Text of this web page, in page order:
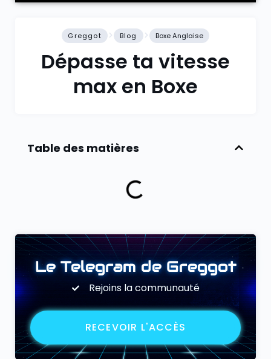
Greggot Blog Boxe Anglaise
Dépasse ta vitesse
max en Boxe
Table des matières
Le Telegram de Greggot
Rejoins la communauté
RECEVOIR L'ACCÈS